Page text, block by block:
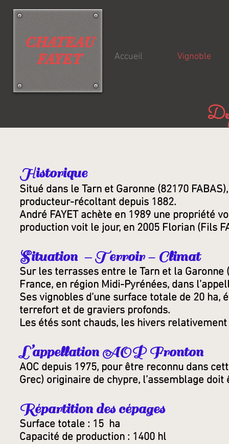
CHATEAU
FAYET
Accueil Vignoble
Historique
Situé dans le Tarn et Garonne (82170
producteur-récoltant depuis 1882.
André FAYET achète en 1989 une propriété
production voit le jour, en 2005 Florian (Fils
Situation – Terroir - Climat
Sur les terrasses entre le Tarn et la Garonne
France, en région Midi-Pyrénées, dans
Ses vignobles d’une surface totale de 20
terrefort et de graviers profonds.
Les étés sont chauds, les hivers
L’appellation AOPFronton
AOC depuis 1975, pour être reconnu dans
Grec) originaire de chypre, l’assemblage
Répartition des cépages
Surface totale : 15 ha
Capacité de production : 1400 hl